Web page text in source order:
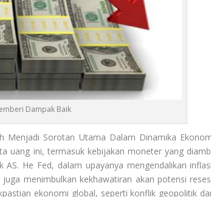
Dampak Baik
Menjadi Sorotan Utama Dalam Dinamika
uang ini, termasuk kebijakan moneter yang
He Fed, dalam upayanya mengendalikan
menimbulkan kekhawatiran akan potensi
ekonomi global, seperti konflik geopolitik